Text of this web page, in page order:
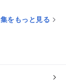
をもっと見る